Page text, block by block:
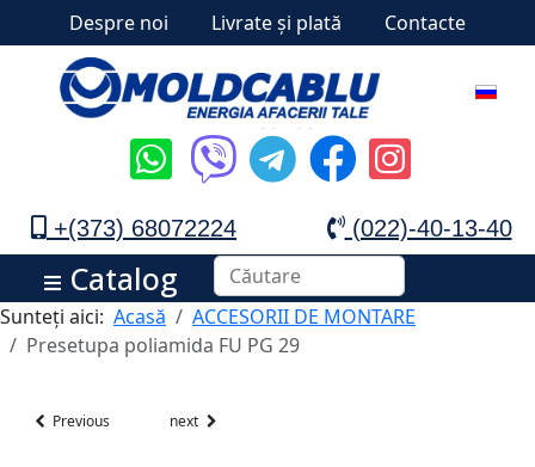
Despre noi Livrate și plată Contacte
+(373) 68072224 (022)-40-13-40
Catalog
Sunteți aici: Acasă
ACCESORII DE MONTARE
Presetupa poliamida FU PG 29
Previous next